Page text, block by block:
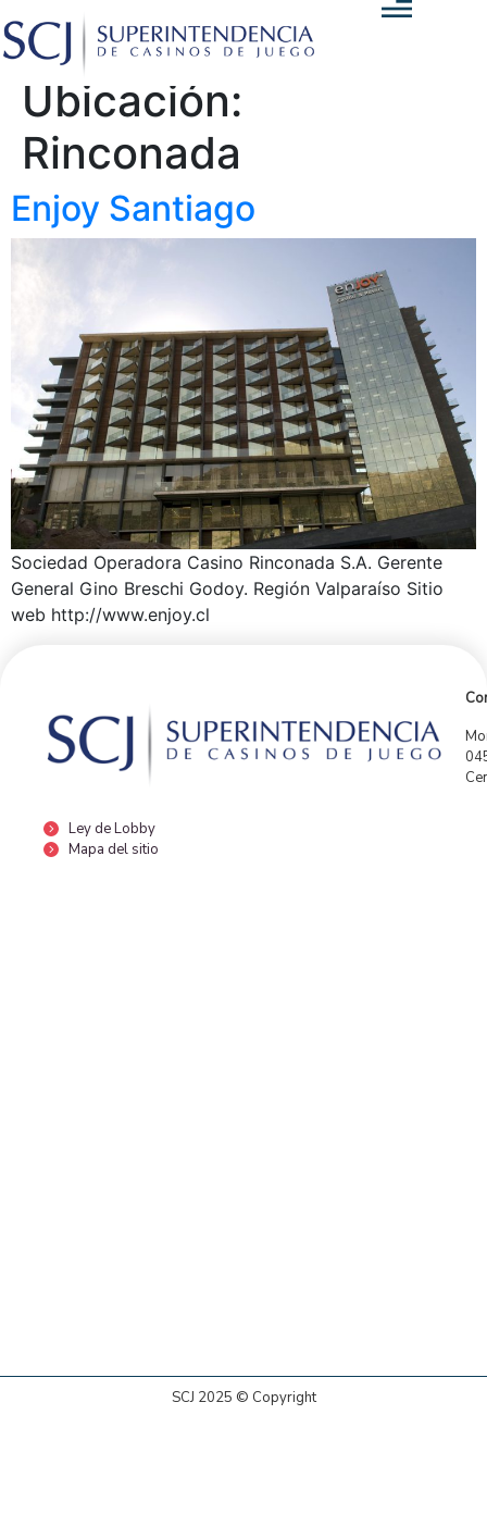
Ubicación:
Rinconada
Enjoy Santiago
Sociedad Operadora Casino Rinconada S.A. Gerente
General Gino Breschi Godoy. Región Valparaíso Sitio
web http://www.enjoy.cl
Ley de Lobby
Mapa del sitio
SCJ 2025 © Copyright